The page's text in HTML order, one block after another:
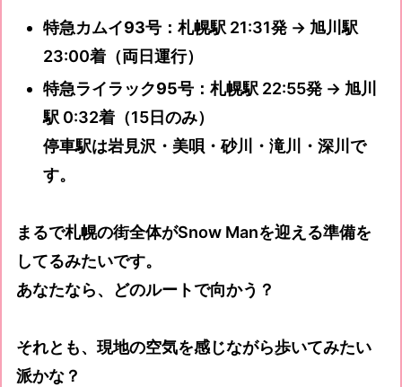
特急カムイ93号：札幌駅 21:31発 → 旭川駅
23:00着（両日運行）
特急ライラック95号：札幌駅 22:55発 → 旭川
駅 0:32着（15日のみ）
停車駅は岩見沢・美唄・砂川・滝川・深川で
す。
まるで札幌の街全体がSnow Manを迎える準備を
してるみたいです。
あなたなら、どのルートで向かう？
それとも、現地の空気を感じながら歩いてみたい
派かな？